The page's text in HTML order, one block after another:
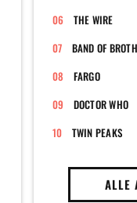
THE WIRE
FARGO
DOCTOR WHO
TWIN PEAKS
ALLE